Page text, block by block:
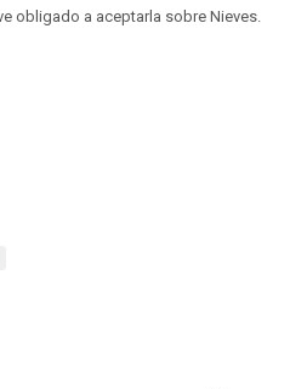
obligado a aceptarla sobre Nieves.